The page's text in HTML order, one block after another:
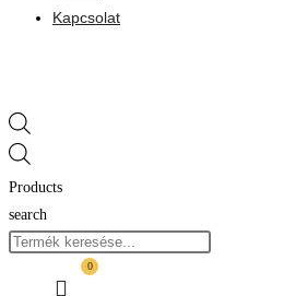
Kapcsolat
Products
search
0